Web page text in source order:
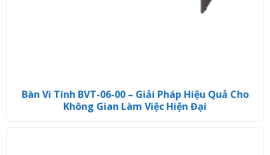
Bàn Vi Tính BVT-06-00 – Giải Pháp Hiệu Quả Cho
Không Gian Làm Việc Hiện Đại